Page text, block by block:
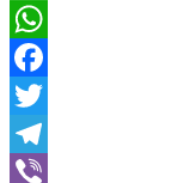
WhatsApp
Facebook
Twitter
Telegram